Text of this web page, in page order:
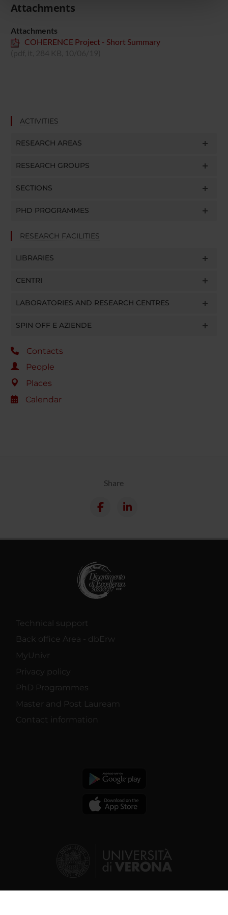
pubblicità e social media, i quali potrebbero combinarle
raccolto dal tuo utilizzo dei loro servizi.
Attachments
Attachments
COHERENCE Project - Short Summary
ACTIVITIES
RESEARCH AREAS
RESEARCH GROUPS
SECTIONS
PHD PROGRAMMES
RESEARCH FACILITIES
LIBRARIES
CENTRI
LABORATORIES AND RESEARCH CENTRES
SPIN OFF E AZIENDE
Contacts
People
Places
Calendar
Share
Technical support
Back office Area - dbErw
MyUnivr
Privacy policy
PhD Programmes
Master and Post Lauream
Contact information